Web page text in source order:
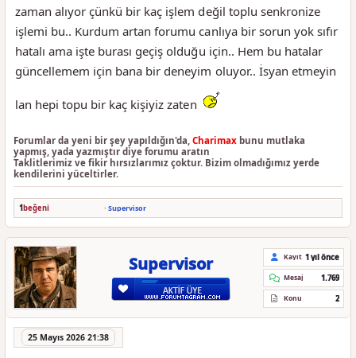
zaman alıyor çünkü bir kaç işlem değil toplu senkronize
işlemi bu.. Kurdum artan forumu canlıya bir sorun yok sıfır
hatalı ama işte burası geçiş olduğu için.. Hem bu hatalar
güncellemem için bana bir deneyim oluyor.. İsyan etmeyin
lan hepi topu bir kaç kişiyiz zaten
Forumlar da yeni bir şey yapıldığın'da, Charimax bunu mutlaka
yapmış, yada yazmıştır diye forumu aratın
Taklitlerimiz ve fikir hırsızlarımız çoktur. Bizim olmadığımız yerde
kendilerini yüceltirler.
1beğeni · Supervisor
Supervisor Kayıt 1 yıl önce
Mesaj 1.769
Konu 2
25 Mayıs 2026 21:38